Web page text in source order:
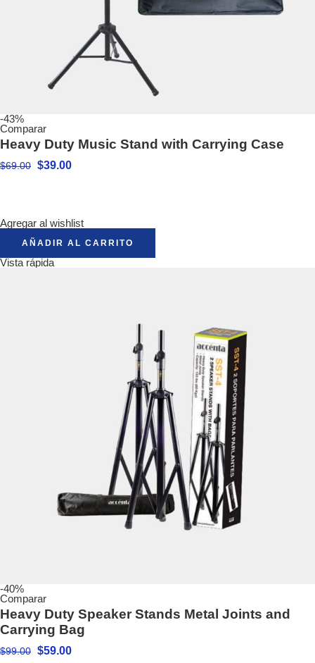
-43%
Comparar
Heavy Duty Music Stand with Carrying Case
$69.00 $39.00
Agregar al wishlist
AÑADIR AL CARRITO
Vista rápida
-40%
Comparar
Heavy Duty Speaker Stands Metal Joints and
Carrying Bag
$99.00 $59.00